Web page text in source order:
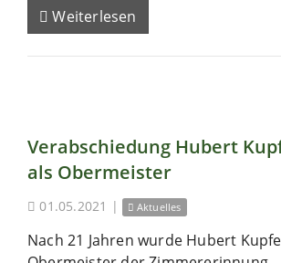
Weiterlesen
Verabschiedung Hubert
als Obermeister
01.05.2021 | Aktuelles
Nach 21 Jahren wurde Hubert